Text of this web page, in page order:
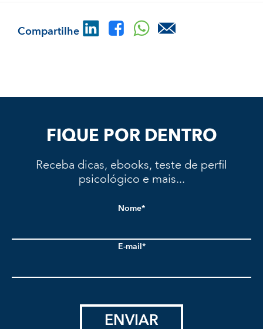
Compartilhe
FIQUE POR DENTRO
Receba dicas, ebooks, teste de perfil
psicológico e mais...
Nome*
E-mail*